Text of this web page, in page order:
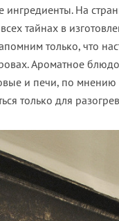
ингредиенты. На
тайнах в
только, что
Ароматное
и печи, по мнению
только для